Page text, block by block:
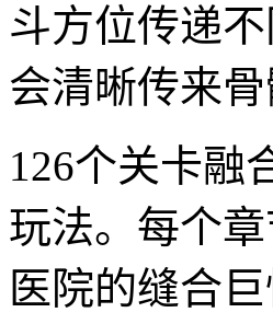
斗方位传递
会清晰传来
126个关卡融
玩法。每个
医院的缝合